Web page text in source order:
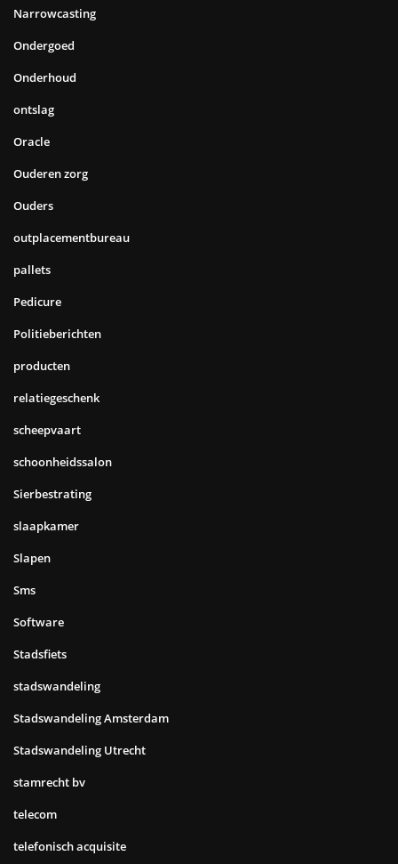
Narrowcasting
Ondergoed
Onderhoud
ontslag
Oracle
Ouderen zorg
Ouders
outplacementbureau
pallets
Pedicure
Politieberichten
producten
relatiegeschenk
scheepvaart
schoonheidssalon
Sierbestrating
slaapkamer
Slapen
Sms
Software
Stadsfiets
stadswandeling
Stadswandeling Amsterdam
Stadswandeling Utrecht
stamrecht bv
telecom
telefonisch acquisite